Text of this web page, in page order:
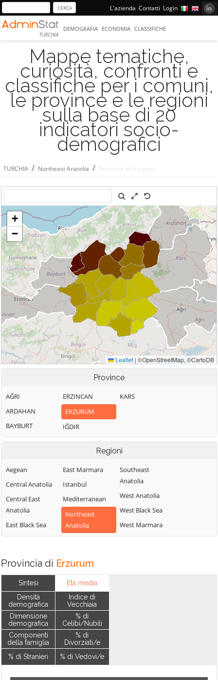
L'azienda Contatti Login
TURCHIA
DEMOGRAFIA ECONOMIA CLASSIFICHE
Mappe tematiche,
curiosità, confronti e
classifiche per i comuni,
le province e le regioni
sulla base di 20
indicatori socio-
demografici
TURCHIA / Northeast Anatolia / Provincia di Erzurum
Province
AĞRI
ARDAHAN
BAYBURT
ERZINCAN
ERZURUM
IĞDIR
KARS
Regioni
Aegean
Central Anatolia
Central East
Anatolia
East Black Sea
East Marmara
Istanbul
Mediterranean
Northeast
Anatolia
Southeast
Anatolia
West Anatolia
West Black Sea
West Marmara
Provincia di Erzurum
Sintesi
Densità
demografica
Dimensione
demografica
Componenti
della famiglia
% di Stranieri
Età media
Indice di
Vecchiaia
% di
Celibi/Nubili
% di
Divorziati/e
% di Vedovi/e